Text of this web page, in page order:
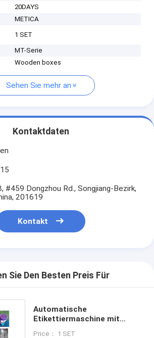
20DAYS
METICA
1 SET
MT-Serie
Wooden boxes
Sehen Sie mehr an
Kontaktdaten
#459 Dongzhou Rd., Songjiang-Bezirk,
201619
Kontakt
Sie Den Besten Preis Für
Automatische
Etikettiermaschine mit
Price： 1 SET